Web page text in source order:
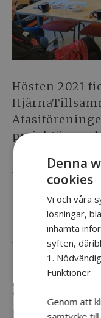
Hösten 2021
projektägare,
projektet
främja fysisk
personer med
deras
projektet
Den 12 juni
slutkonferens
projektet och
Vi fick även
projektets
Denna
cookies
Vi och våra
lösningar,
inhämta
syften,
1.
Funktioner
Genom att